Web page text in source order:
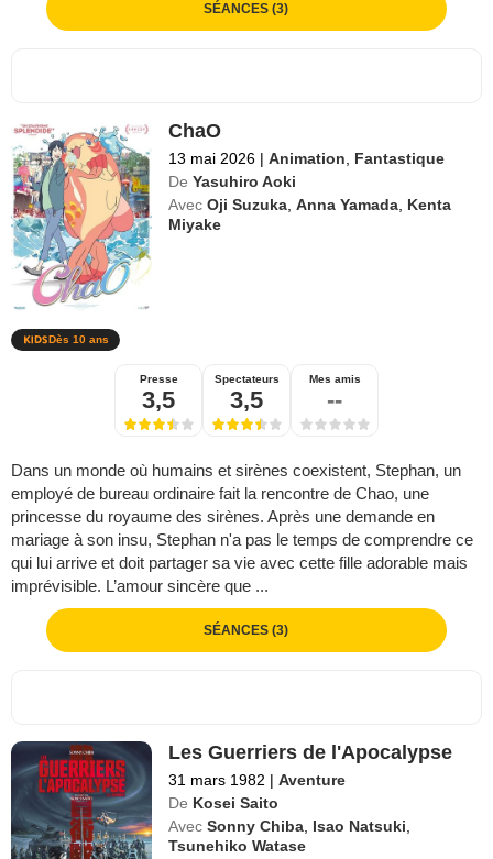
SÉANCES (3)
ChaO
13 mai 2026 | Animation, Fantastique
De Yasuhiro Aoki
Avec Oji Suzuka,Anna Yamada, Kenta
Miyake
Dès 10 ans
Presse
3,5
Spectateurs
3,5
Mes amis
--
Dans un monde où humains et sirènes coexistent, Stephan, un
employé de bureau ordinaire fait la rencontre de Chao, une
princesse du royaume des sirènes. Après une demande en
mariage à son insu, Stephan n'a pas le temps de comprendre ce
qui lui arrive et doit partager sa vie avec cette fille adorable mais
imprévisible. L’amour sincère que ...
SÉANCES (3)
Les Guerriers de l'Apocalypse
31 mars 1982 | Aventure
De Kosei Saito
Avec Sonny Chiba Isao Natsuki
Tsunehiko Watase